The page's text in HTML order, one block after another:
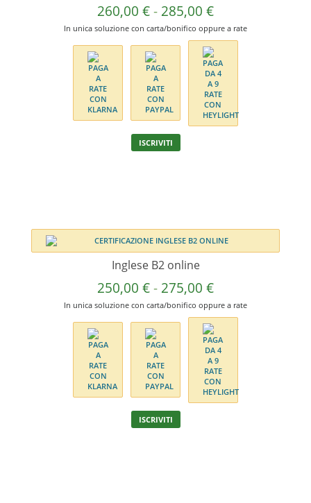
260,00 €- 285,00 €Fascia
di
prezzo:
da
260,00 €
a
285,00 €
In unica soluzione con carta/bonifico oppure a rate
ISCRIVITI
Questo
prodotto
possono
essere
scelte
nella
pagina
del
prodotto
Inglese B2 online
250,00 €- 275,00 €Fascia
di
prezzo:
da
250,00 €
a
275,00 €
In unica soluzione con carta/bonifico oppure a rate
ISCRIVITI
Questo
prodotto